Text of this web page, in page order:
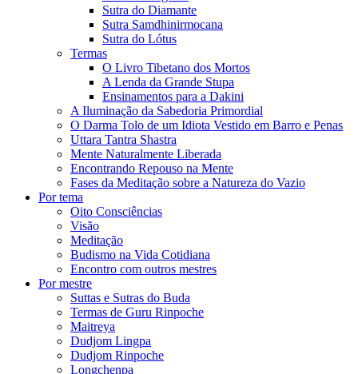
Sutra do Diamante
Sutra Samdhinirmocana
Sutra do Lótus
Termas
O Livro Tibetano dos Mortos
A Lenda da Grande Stupa
Ensinamentos para a Dakini
A Iluminação da Sabedoria Primordial
O Darma Tolo de um Idiota Vestido em Barro e Penas
Uttara Tantra Shastra
Mente Naturalmente Liberada
Encontrando Repouso na Mente
Fases da Meditação sobre a Natureza do Vazio
Por tema
Oito Consciências
Visão
Meditação
Budismo na Vida Cotidiana
Encontro com outros mestres
Por mestre
Suttas e Sutras do Buda
Termas de Guru Rinpoche
Maitreya
Dudjom Lingpa
Dudjom Rinpoche
Longchenpa